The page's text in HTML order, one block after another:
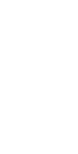
zdarma.
hodinách.
Jable